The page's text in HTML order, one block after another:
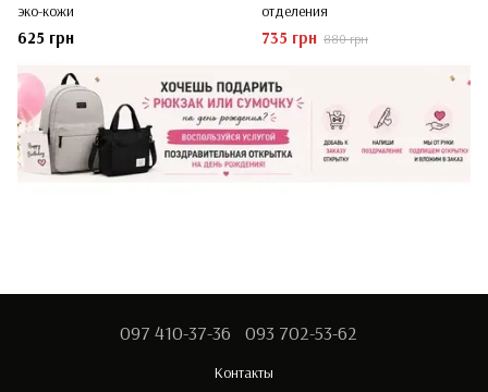
эко-кожи
625 грн
отделения
735 грн 880 грн
097 410-37-36 093 702-53-62
Контакты